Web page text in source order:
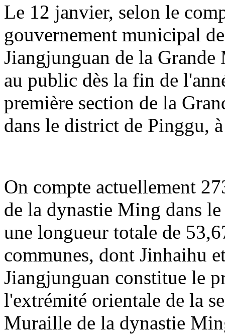
Le 12 janvier, selon le
gouvernement municipal
Jiangjunguan de la
au public dès la fin de
première section de la
dans le district de Pinggu,
On compte actuellement
de la dynastie Ming dans
une longueur totale de
communes, dont Jinhaihu
Jiangjunguan constitue le
l'extrémité orientale de la
Muraille de la dynastie